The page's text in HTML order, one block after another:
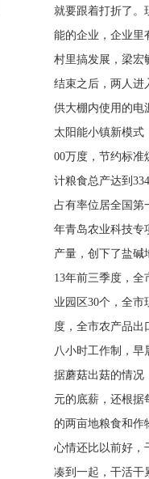
就要跟着打折了
能的企业，企业里
村里搞发展，梁宏
结束之后，两人进
供大棚内使用的
太阳能小镇新模式
00万度，节约标准
计粮食总产达到
占有率位居全国
年青岛农业科技专
产量，创下了盐
13年前三季度，全
业园区30个，全
度，全市农产品
八小时工作制，早
据蘑菇出菇的情
元的底薪，还根
的两亩地粮食和作
心情还比以前好，
凑到一起，干活干